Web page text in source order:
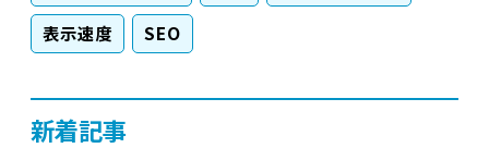
表示速度
SEO
新着記事